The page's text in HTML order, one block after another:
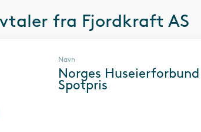
fra Fjordkraft AS
Navn
Norges Huseierforbund
Spotpris